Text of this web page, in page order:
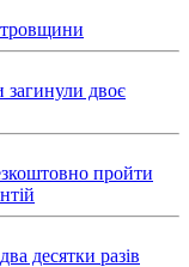
загинули двоє
пройти
десятки разів